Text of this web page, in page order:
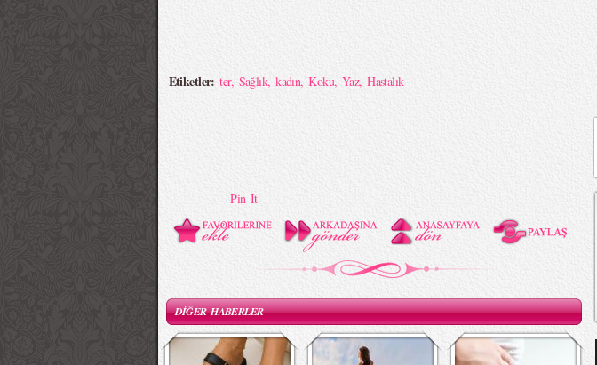
Etiketler:ter, Sağlık,kadın,Koku, Yaz,Hastalık
Pin It
DİĞER HABERLER